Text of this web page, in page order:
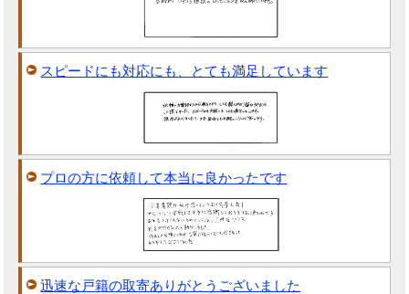
スピードにも対応にも、とても満足しています
プロの方に依頼して本当に良かったです
迅速な戸籍の取寄ありがとうございました